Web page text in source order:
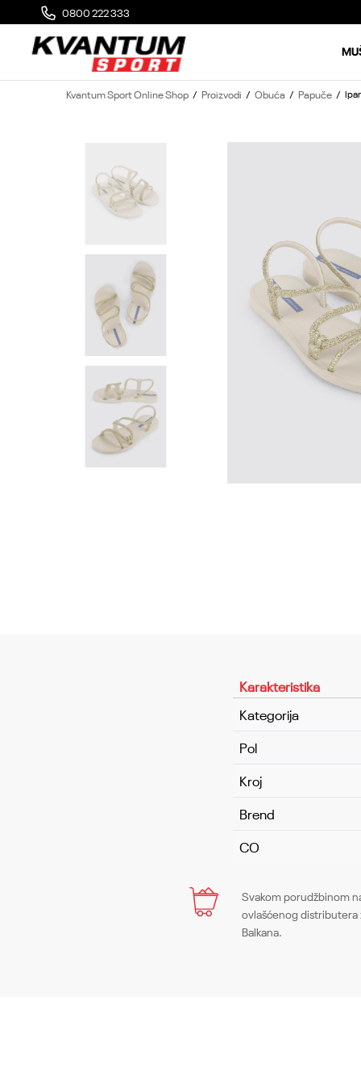
0800 222 333
MOGUĆA ZAMENA 14 DANA OD DOSTAVE
Kvantum Sport Online Shop Proizvodi Obuća Papuče
Karakteristika
Kategorija
Pol
Kroj
Brend
CO
Svakom porudžbinom
ovlašćenog
Balkana.